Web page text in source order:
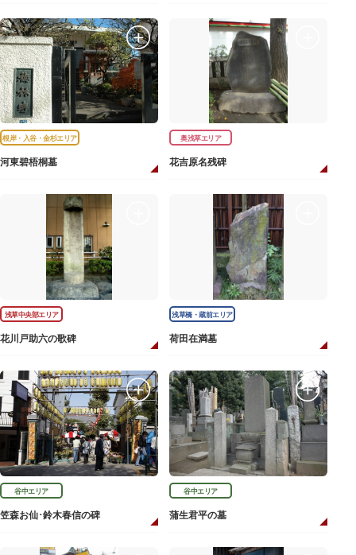
根岸・入谷・金杉エリア
河東碧梧桐墓
奥浅草エリア
花吉原名残碑
浅草中央部エリア
花川戸助六の歌碑
浅草橋・蔵前エリア
荷田在満墓
谷中エリア
笠森お仙･鈴木春信の碑
谷中エリア
蒲生君平の墓